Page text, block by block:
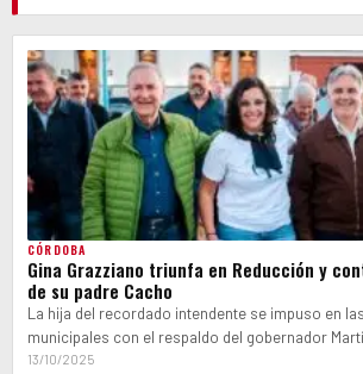
CÓRDOBA
Gina Grazziano triunfa en Reducción y
de su padre Cacho
La hija del recordado intendente se impuso en
municipales con el respaldo del gobernador
Schiaretti y el…
13/10/2025